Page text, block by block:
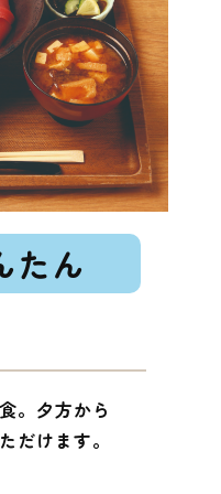
たん
。夕方から
だけます。